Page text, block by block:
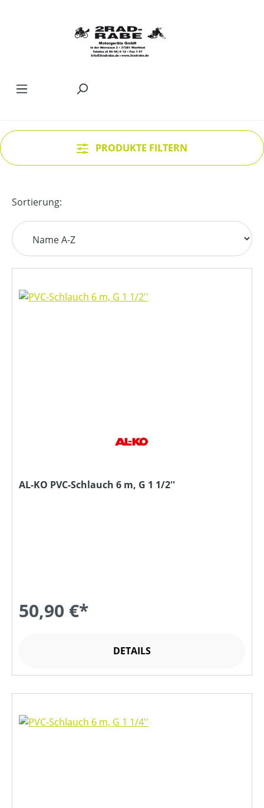
PRODUKTE FILTERN
Sortierung:
AL-KO PVC-Schlauch 6 m, G 1 1/2''
50,90 €*
DETAILS